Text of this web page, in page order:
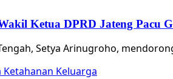
Ketua DPRD Jateng Pacu
Setya Arinugroho,